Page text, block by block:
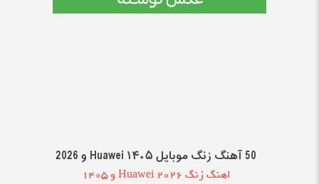
50 آهنگ زنگ موبایل Huawei ۱۴۰۵ و 2026
اهنگ زنگ Huawei 2026 و 1405